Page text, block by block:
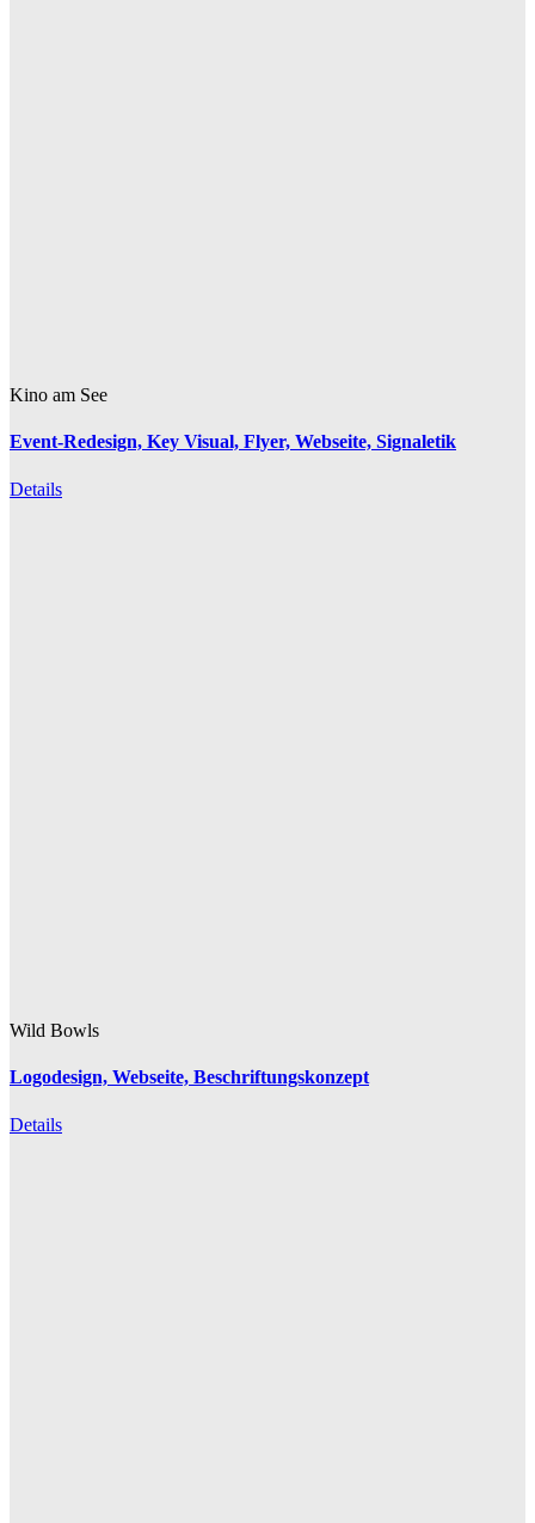
Kino am See
Event-Redesign, Key Visual, Flyer, Webseite, Signaletik
Details
Wild Bowls
Logodesign, Webseite, Beschriftungskonzept
Details